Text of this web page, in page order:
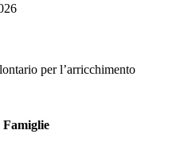
per l’arricchimento
Famiglie